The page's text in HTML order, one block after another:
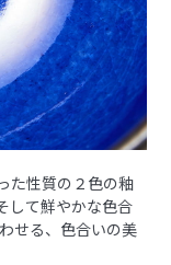
た性質の２色の釉
して鮮やかな色合
せる、色合いの美